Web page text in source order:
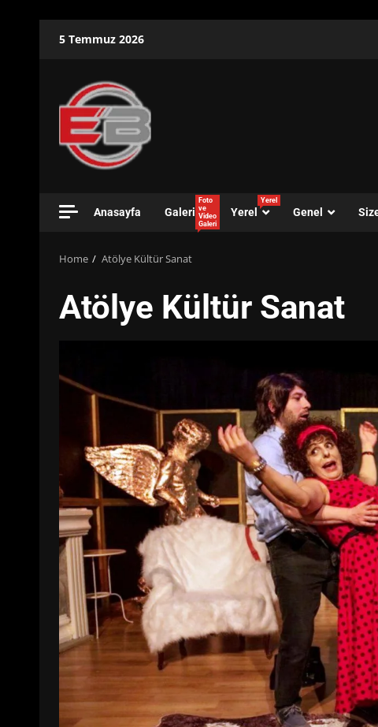
5 Temmuz 2026
Anasayfa Galeri
Foto
ve
Video
Galeri
Yerel
Yerel
Genel
Home Atölye Kültür Sanat
Atölye Kültür Sanat